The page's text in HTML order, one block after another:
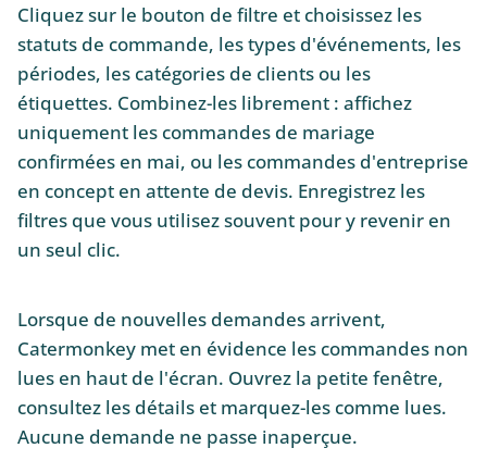
Cliquez sur le bouton de filtre et choisissez les
statuts de commande, les types d'événements, les
périodes, les catégories de clients ou les
étiquettes. Combinez-les librement : affichez
uniquement les commandes de mariage
confirmées en mai, ou les commandes d'entreprise
en concept en attente de devis. Enregistrez les
filtres que vous utilisez souvent pour y revenir en
un seul clic.
Lorsque de nouvelles demandes arrivent,
Catermonkey met en évidence les commandes non
lues en haut de l'écran. Ouvrez la petite fenêtre,
consultez les détails et marquez-les comme lues.
Aucune demande ne passe inaperçue.